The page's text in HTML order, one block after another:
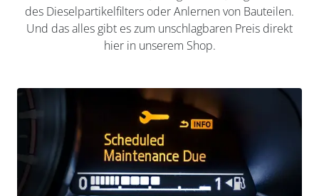
des Dieselpartikelfilters oder Anlernen von Bauteilen.
Und das alles gibt es zum unschlagbaren Preis direkt
hier in unserem Shop.